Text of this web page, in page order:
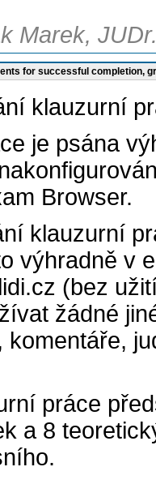
Marek,
for successful completion,
psána
Browser.
výhradně v
(bez
žádné
komentáře,
práce
a 8